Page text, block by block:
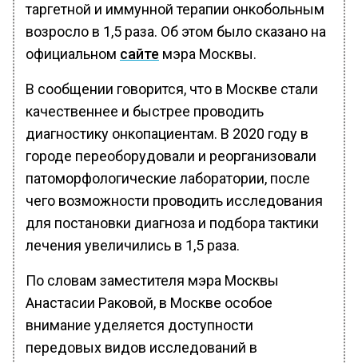
таргетной и иммунной терапии онкобольным
возросло в 1,5 раза. Об этом было сказано на
официальном сайте мэра Москвы.
В сообщении говорится, что в Москве стали
качественнее и быстрее проводить
диагностику онкопациентам. В 2020 году в
городе переоборудовали и реорганизовали
патоморфологические лаборатории, после
чего возможности проводить исследования
для постановки диагноза и подбора тактики
лечения увеличились в 1,5 раза.
По словам заместителя мэра Москвы
Анастасии Раковой, в Москве особое
внимание уделяется доступности
передовых видов исследований в